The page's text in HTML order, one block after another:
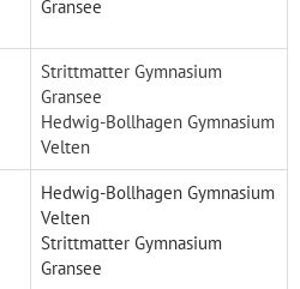
Gransee
Strittmatter Gymnasium
Gransee
Hedwig-Bollhagen Gymnasium
Velten
Hedwig-Bollhagen Gymnasium
Velten
Strittmatter Gymnasium
Gransee